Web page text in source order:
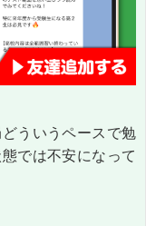
ういうペースで勉
では不安になって